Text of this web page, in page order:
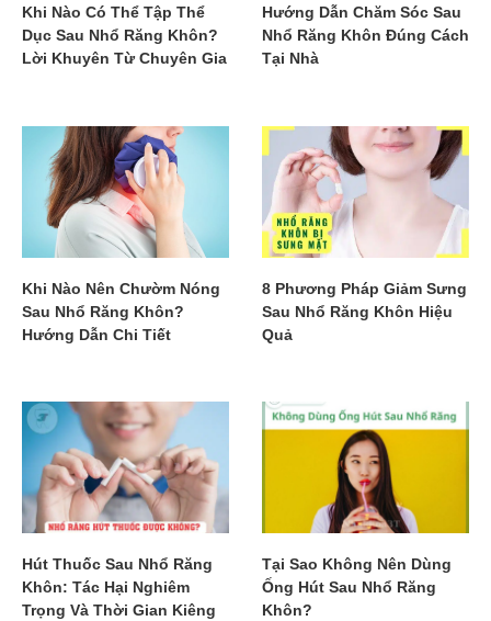
Khi Nào Có Thể Tập Thể
Dục Sau Nhổ Răng Khôn?
Lời Khuyên Từ Chuyên Gia
Hướng Dẫn Chăm Sóc Sau
Nhổ Răng Khôn Đúng Cách
Tại Nhà
Khi Nào Nên Chườm Nóng
Sau Nhổ Răng Khôn?
Hướng Dẫn Chi Tiết
8 Phương Pháp Giảm Sưng
Sau Nhổ Răng Khôn Hiệu
Quả
Hút Thuốc Sau Nhổ Răng
Khôn: Tác Hại Nghiêm
Trọng Và Thời Gian Kiêng
Tại Sao Không Nên Dùng
Ống Hút Sau Nhổ Răng
Khôn?